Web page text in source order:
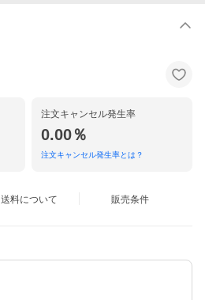
注文キャンセル発生率
0.00％
注文キャンセル発生率とは？
送料について 販売条件